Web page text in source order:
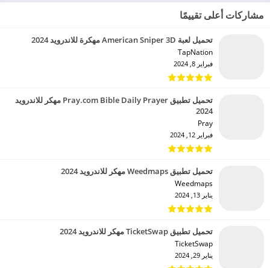
مشاركات أعلى تقييمًا
تحميل لعبة American Sniper 3D مهكرة للاندرويد 2024
TapNation‏
فبراير 8, 2024
تحميل تطبيق Pray.com Bible Daily Prayer مهكر للاندرويد
2024
Pray‏
فبراير 12, 2024
تحميل تطبيق Weedmaps مهكر للاندرويد 2024
Weedmaps‏
يناير 13, 2024
تحميل تطبيق TicketSwap مهكر للاندرويد 2024
TicketSwap‏
يناير 29, 2024